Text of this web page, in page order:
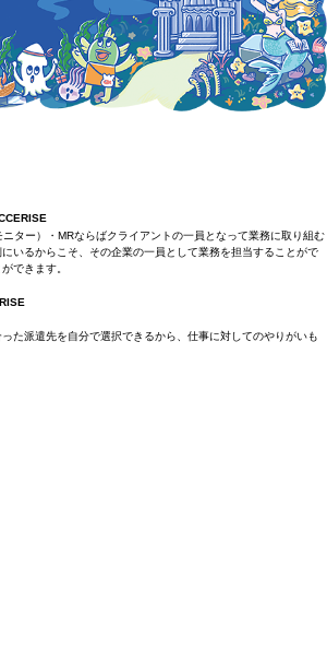
ター）・MRならばクライアントの一員となって業務に取り組む
いるからこそ、その企業の一員として業務を担当することがで
できます。
た派遣先を自分で選択できるから、仕事に対してのやりがいも